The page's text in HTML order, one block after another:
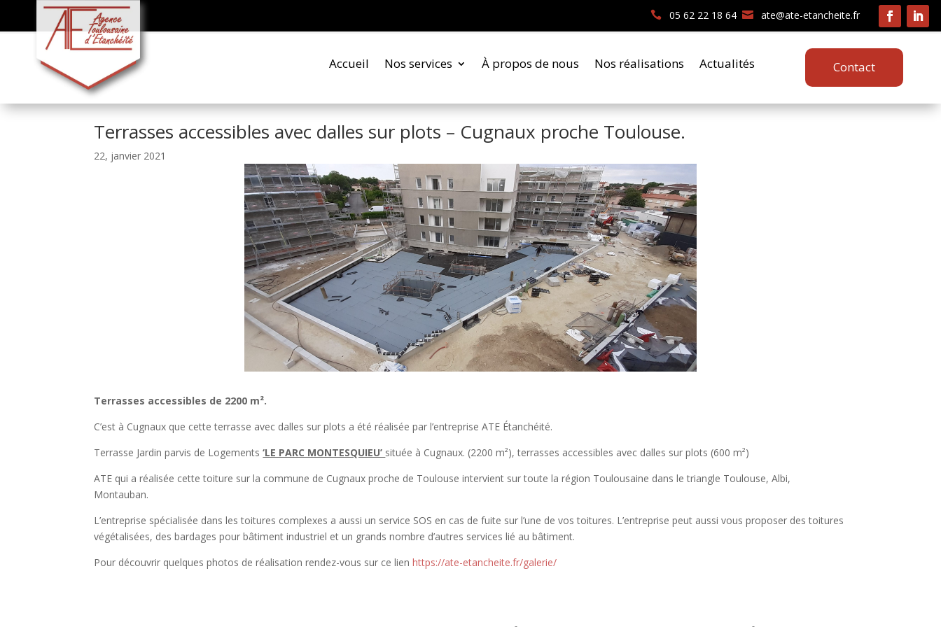
05 62 22 18 64 ate@ate-etancheite.fr
Accueil Nos services À propos de nous Nos réalisations Actualités Contact
Terrasses accessibles avec dalles sur plots – Cugnaux proche Toulouse.
22, janvier 2021
Terrasses accessibles de 2200 m².
C’est à Cugnaux que cette terrasse avec dalles sur plots a été réalisée par l’entreprise ATE Étanchéité.
Terrasse Jardin parvis de Logements‘LE PARC MONTESQUIEU’ située à Cugnaux. (2200 m²), terrasses accessibles avec dalles sur plots (600 m²)
ATE qui a réalisée cette toiture sur la commune de Cugnaux proche de Toulouse intervient sur toute la région Toulousaine dans le triangle Toulouse, Albi,
Montauban.
L’entreprise spécialisée dans les toitures complexes a aussi un service SOS en cas de fuite sur l’une de vos toitures. L’entreprise peut aussi vous proposer des toitures
végétalisées, des bardages pour bâtiment industriel et un grands nombre d’autres services lié au bâtiment.
Pour découvrir quelques photos de réalisation rendez-vous sur ce lienhttps://ate-etancheite.fr/galerie/